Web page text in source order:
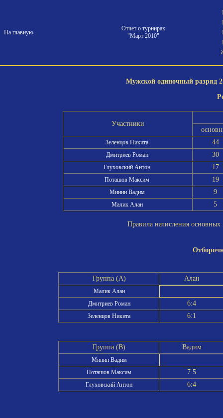
На главную
Отчет о турнирах
"Март 2010"
Мужской одиночный разряд
Участники
Зеленцов Никита 44
Дмитриев Роман 30
Глуховский Антон 17
Поташов Максим 19
Минин Вадим 9
Малик Алан 5
Правила начисления
Группа (A) Алан
Малик Алан
Дмитриев Роман
6:4
Зеленцов Никита 6:1
Группа (B) Вадим
Минин Вадим
Поташов Максим
7:5
Глуховский Антон 6:4